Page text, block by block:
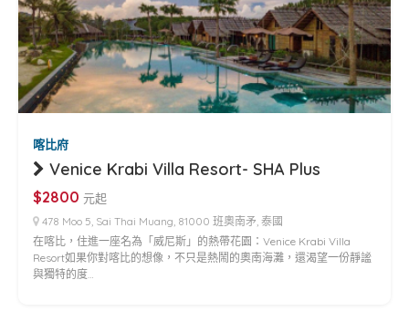
喀比府
Venice Krabi Villa Resort- SHA Plus
$2800 元起
478 Moo 5, Sai Thai Muang, 81000 班奧南矛, 泰國
在喀比，住進一座名為「威尼斯」的熱帶花園：Venice Krabi Villa
Resort如果你對喀比的想像，不只是熱鬧的奧南海灘，還渴望一份靜謐
與獨特的度…